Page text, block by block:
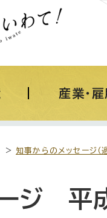
産業・雇
>知事からのメッセージ（
ージ 平